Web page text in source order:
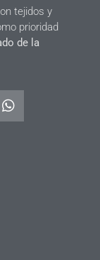
tejidos y
prioridad
de la